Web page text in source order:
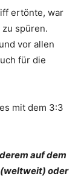
ertönte, war
spüren.
vor allen
für die
mit dem 3:3
auf dem
(weltweit) oder